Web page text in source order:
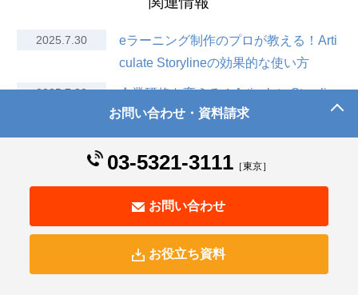
2025.7.30
eラーニング制作のプロが教える！Arti
culate Storylineの効果的な使い方
2025.7.30
企業研修を変える！Articulate Storyline
の可能性
が知っておくべき5つのポイント
Articulate Storyline,Studio 導入支援・
最新ブログ
お問い合わせ・資料請求
03-5321-3111［東京］
お問い合わせ
お役立ち資料